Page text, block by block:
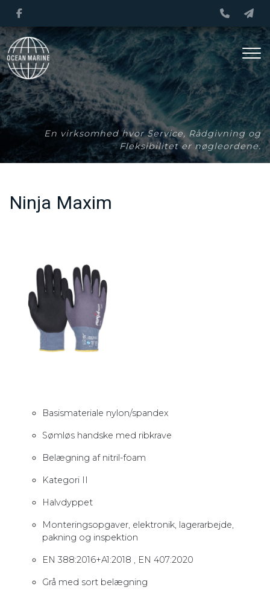
hovedindhold
En virksomhed hvor Service, Rådgivning og
Fleksibilitet er nøgleordene.
Ninja Maxim
Basismateriale nylon/spandex
Sømløs handske med ribkrave
Belægning af nitril-foam
Kategori II
Halvdyppet
Monteringsopgaver, elektronik, lagerarbejde,
pakning og inspektion
EN 388:2016+A1:2018 , EN 407:2020
Grå med sort belægning